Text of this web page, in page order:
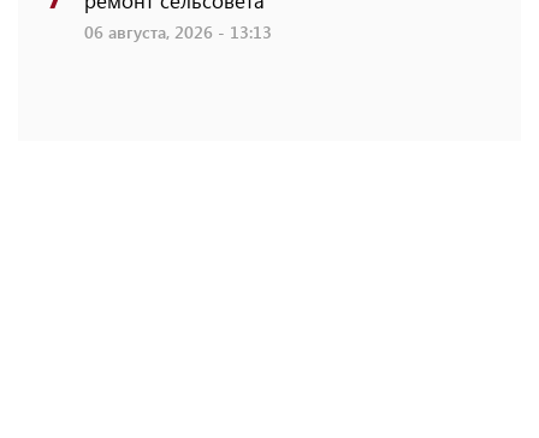
06 августа, 2026 - 13:13